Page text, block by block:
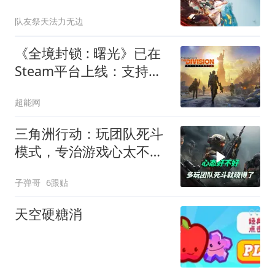
队友祭天法力无边
《全境封锁 : 曙光》已在
Steam平台上线：支持跨
超能网
三角洲行动：玩团队死斗
模式，专治游戏心太不好
子弹哥 6跟贴
天空硬糖消